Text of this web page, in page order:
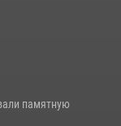
памятную